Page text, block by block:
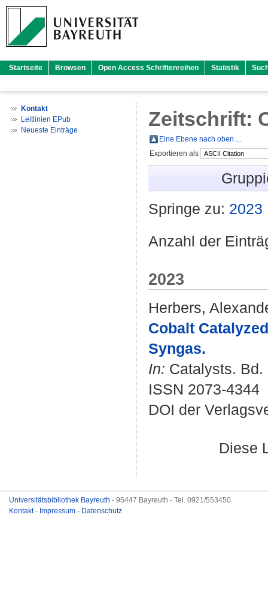
Startseite Browsen Open Access Schriftenreihen Statistik
Kontakt
Leitlinien EPub
Neueste Einträge
Zeitschrift:
Eine Ebene nach oben ...
Exportieren als
Springe zu: 2023
Anzahl der
2023
Herbers,
Cobalt
Syngas.
In: Catalysts. Bd.
ISSN 2073-4344
DOI der
Diese
Universitätsbibliothek Bayreuth - 95447 Bayreuth - Tel. 0921/553450
Kontakt- Impressum - Datenschutz